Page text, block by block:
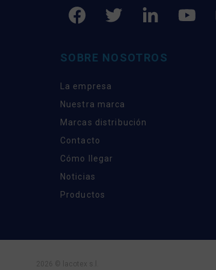
SOBRE NOSOTROS
La empresa
Nuestra marca
Marcas distribución
Contacto
Cómo llegar
Noticias
Productos